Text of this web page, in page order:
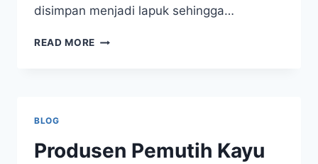
disimpan menjadi lapuk sehingga…
READ MORE PENYERAP
BLOG
Produsen Pemutih Kayu